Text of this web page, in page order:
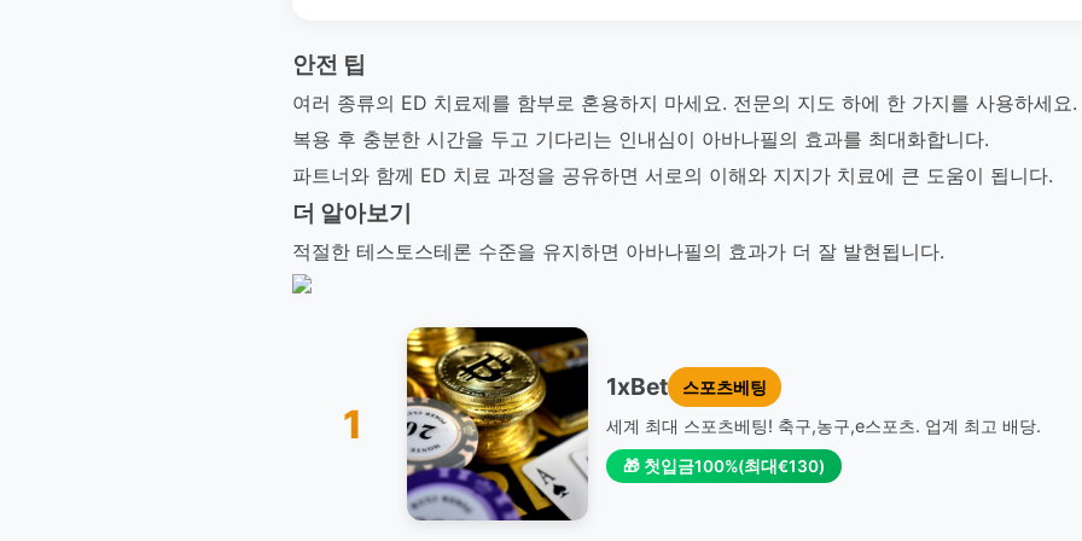
안전 팁
여러 종류의 ED 치료제를 함부로 혼용하지 마세요. 전문의 지도 하에 한 가지를 사용하세요.
복용 후 충분한 시간을 두고 기다리는 인내심이 아바나필의 효과를 최대화합니다.
파트너와 함께 ED 치료 과정을 공유하면 서로의 이해와 지지가 치료에 큰 도움이 됩니다.
더 알아보기
적절한 테스토스테론 수준을 유지하면 아바나필의 효과가 더 잘 발현됩니다.
1
1xBet
스포츠베팅
세계 최대 스포츠베팅! 축구,농구,e스포츠. 업계 최고 배당.
🎁 첫입금100%(최대€130)